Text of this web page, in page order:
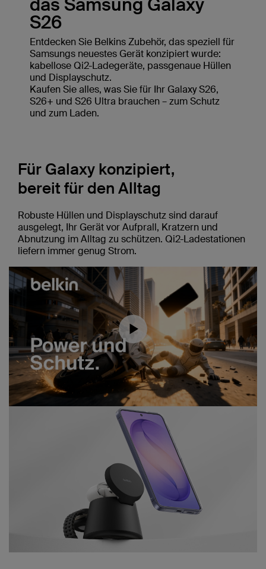
S26
Entdecken Sie Belkins Zubehör, das speziell für
Samsungs neuestes Gerät konzipiert wurde:
kabellose Qi2-Ladegeräte, passgenaue Hüllen
und Displayschutz.
Kaufen Sie alles, was Sie für Ihr Galaxy S26,
S26+ und S26 Ultra brauchen – zum Schutz
und zum Laden.
Für Galaxy konzipiert,
bereit für den Alltag
Robuste Hüllen und Displayschutz sind darauf
ausgelegt, Ihr Gerät vor Aufprall, Kratzern und
Abnutzung im Alltag zu schützen. Qi2-Ladestationen
liefern immer genug Strom.
Download a transcript of this video